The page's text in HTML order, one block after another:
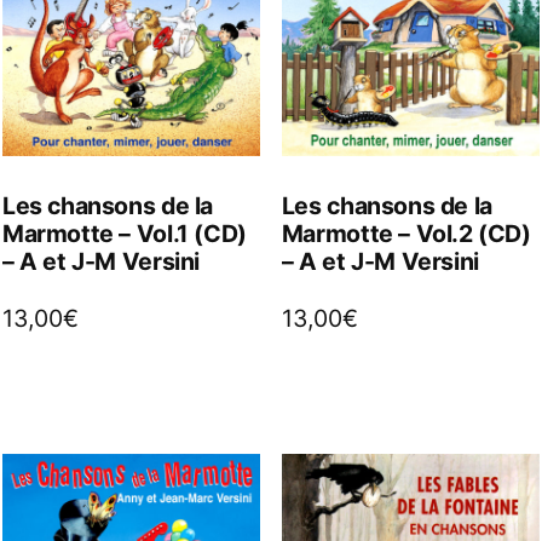
Les chansons de la
Marmotte – Vol.1 (CD)
– A et J-M Versini
13,00€
Les chansons de la
Marmotte – Vol.2 (CD)
– A et J-M Versini
13,00€